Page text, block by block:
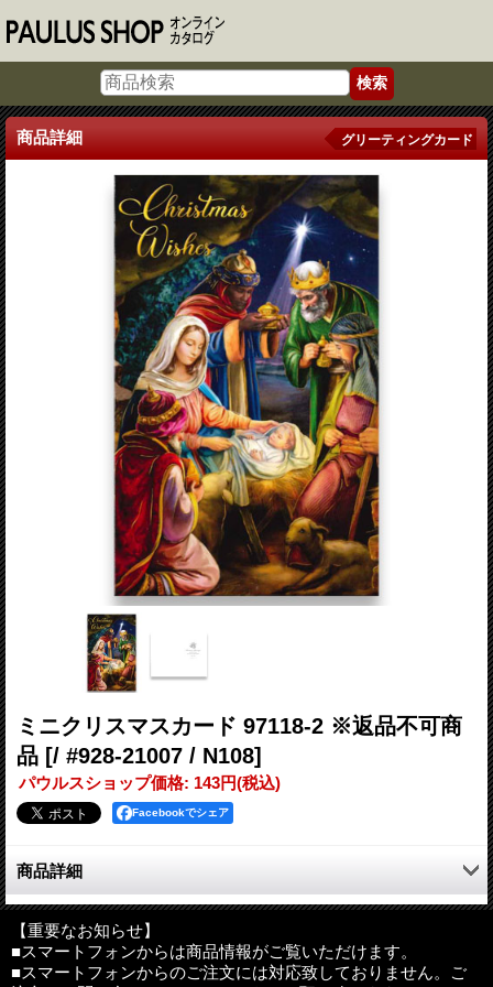
商品詳細 グリーティングカード
ミニクリスマスカード 97118-2 ※返品不可商
品 [/ #928-21007 / N108]
パウルスショップ価格: 143円(税込)
Facebookでシェア
商品詳細
ミニクリスマスカードです。
サイズ：135×85mm（二つ折りの状態）
その他：白の封筒付き
【重要なお知らせ】
■スマートフォンからは商品情報がご覧いただけます。
■スマートフォンからのご注文には対応致しておりません。ご